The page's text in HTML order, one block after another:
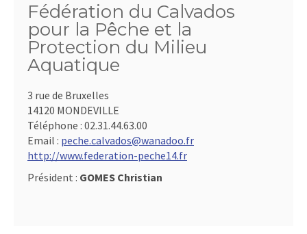
Fédération du Calvados
pour la Pêche et la
Protection du Milieu
Aquatique
3 rue de Bruxelles
14120 MONDEVILLE
Téléphone : 02.31.44.63.00
Email : peche.calvados@wanadoo.fr
http://www.federation-peche14.fr
Président : GOMES Christian